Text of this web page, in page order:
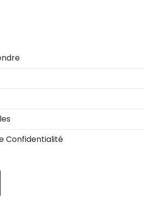
Confidentialité